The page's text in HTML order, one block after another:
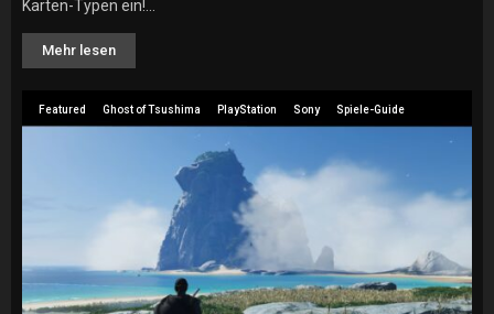
Karten-Typen ein!...
Mehr lesen
Featured Ghost of Tsushima PlayStation Sony Spiele-Guide